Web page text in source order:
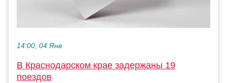
14:00, 04 Янв
В Краснодарском крае задержаны 19
поездов